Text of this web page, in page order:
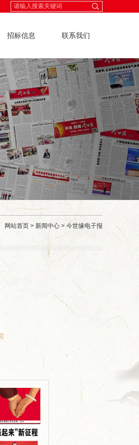
招标信息 联系我们
网站首页 > 新闻中心 > 今世缘电子报